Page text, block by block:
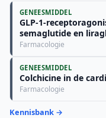
GENEESMIDDEL
GLP-1-
semaglutide en
Farmacologie
GENEESMIDDEL
Colchicine in de
Farmacologie
Kennisbank →